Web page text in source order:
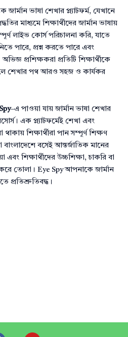
ভাষা শেখার প্ল্যাটফর্ম, যেখানে
মাধ্যমে শিক্ষার্থীদের জার্মান ভাষায়
লাইভ কোর্স পরিচালনা করি, যাতে
পারে, প্রশ্ন করতে পারে এবং
প্রশিক্ষকরা প্রতিটি শিক্ষার্থীকে
শেখার পথ আরও সহজ ও কার্যকর
–এ পাওয়া যায় জার্মান ভাষা শেখার
এক প্ল্যাটফর্মেই শেখা এবং
শিক্ষার্থীরা পান সম্পূর্ণ শিক্ষণ
বসেই আন্তর্জাতিক মানের
এবং শিক্ষার্থীদের উচ্চশিক্ষা, চাকরি বা
করে তোলা। Eye Spy আপনাকে জার্মান
প্রতিশ্রুতিবদ্ধ।